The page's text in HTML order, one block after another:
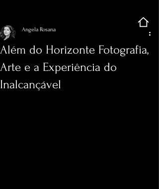
Além do Horizonte Fotografia,
Arte e a Experiência do
Inalcançável
Angela Rosana